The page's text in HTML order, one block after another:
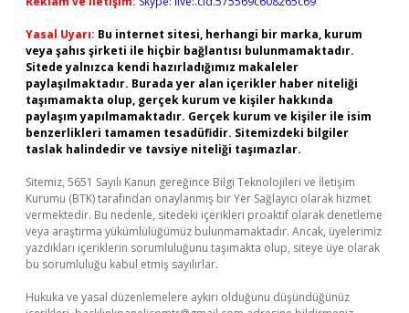
Yasal Uyarı: Bu internet sitesi, herhangi bir marka, kurum
veya şahıs şirketi ile hiçbir bağlantısı bulunmamaktadır.
Sitede yalnızca kendi hazırladığımız makaleler
paylaşılmaktadır. Burada yer alan içerikler haber niteliği
taşımamakta olup, gerçek kurum ve kişiler hakkında
paylaşım yapılmamaktadır. Gerçek kurum ve kişiler ile isim
benzerlikleri tamamen tesadüfidir. Sitemizdeki bilgiler
taslak halindedir ve tavsiye niteliği taşımazlar.
Sitemiz, 5651 Sayılı Kanun gereğince Bilgi Teknolojileri ve İletişim
Kurumu (BTK) tarafından onaylanmış bir Yer Sağlayıcı olarak hizmet
vermektedir. Bu nedenle, sitedeki içerikleri proaktif olarak denetleme
veya araştırma yükümlülüğümüz bulunmamaktadır. Ancak, üyelerimiz
yazdıkları içeriklerin sorumluluğunu taşımakta olup, siteye üye olarak
bu sorumluluğu kabul etmiş sayılırlar.
Hukuka ve yasal düzenlemelere aykırı olduğunu düşündüğünüz